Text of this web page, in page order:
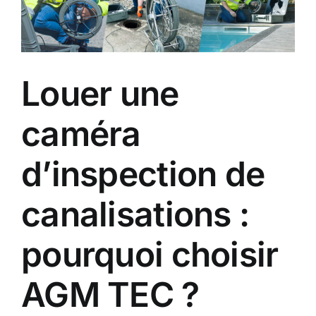
Louer une
caméra
d’inspection de
canalisations :
pourquoi choisir
AGM TEC ?